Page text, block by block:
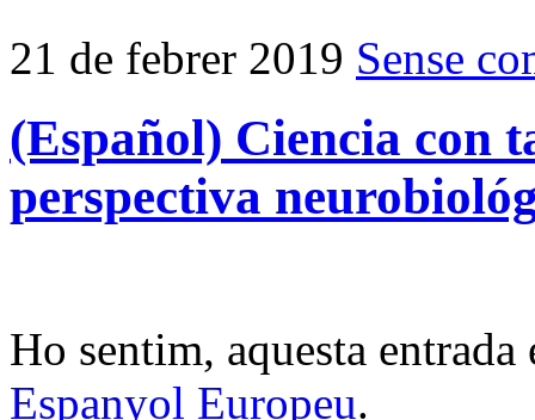
21 de febrer 2019 Sense
(Español) Ciencia con
perspectiva
Ho sentim, aquesta
Espanyol Europeu.